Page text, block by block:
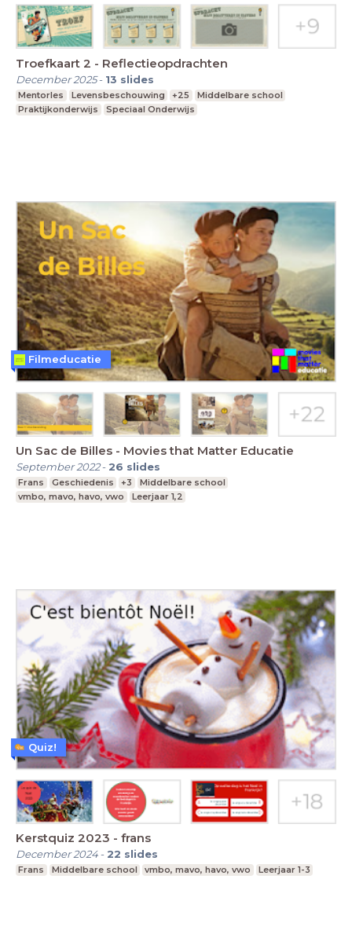
Troefkaart 2 - Reflectieopdrachten
December 2025- 13 slides
Mentorles Levensbeschouwing +25
Middelbare school
Praktijkonderwijs
Speciaal Onderwijs
Un Sac de Billes - Movies that Matter Educatie
September 2022- 26 slides
Frans Geschiedenis +3
Middelbare school
vmbo, mavo, havo, vwo
Leerjaar 1,2
Filmeducatie
Kerstquiz 2023 - frans
December 2024- 22 slides
Frans Middelbare school vmbo, mavo, havo, vwo Leerjaar 1-3
Quiz!